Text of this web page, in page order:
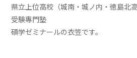
県立上位高校（城南・城ノ内・徳島北高
受験專門塾
碩学ゼミナールの衣笠です。